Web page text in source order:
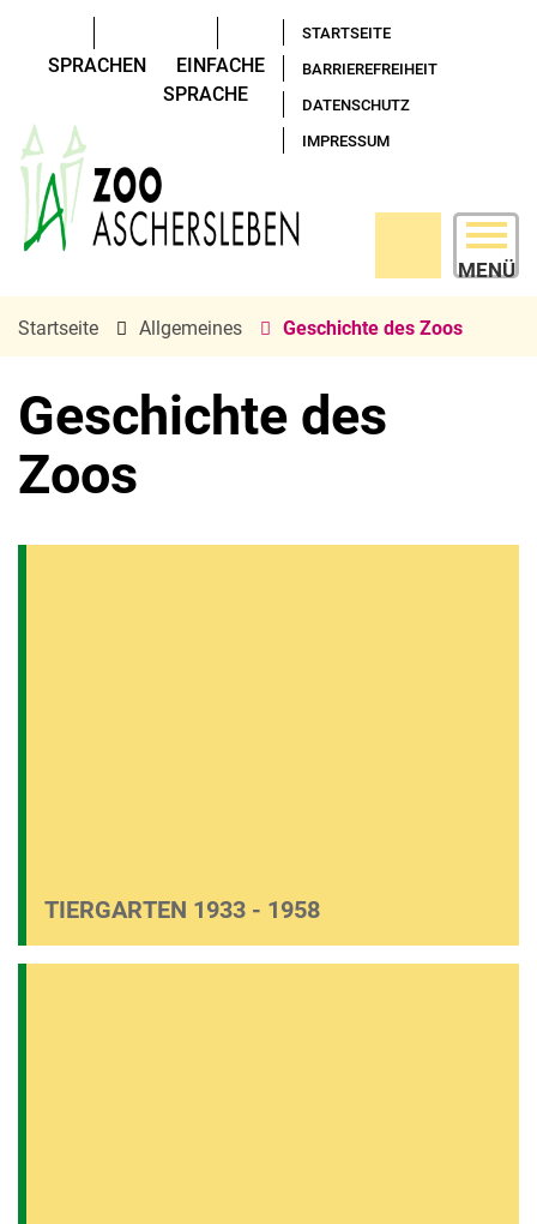
SPRACHEN
EINFACHE
SPRACHE
STARTSEITE
BARRIEREFREIHEIT
DATENSCHUTZ
IMPRESSUM
MENÜ
Startseite Allgemeines Geschichte des Zoos
Geschichte des
Zoos
TIERGARTEN 1933 - 1958